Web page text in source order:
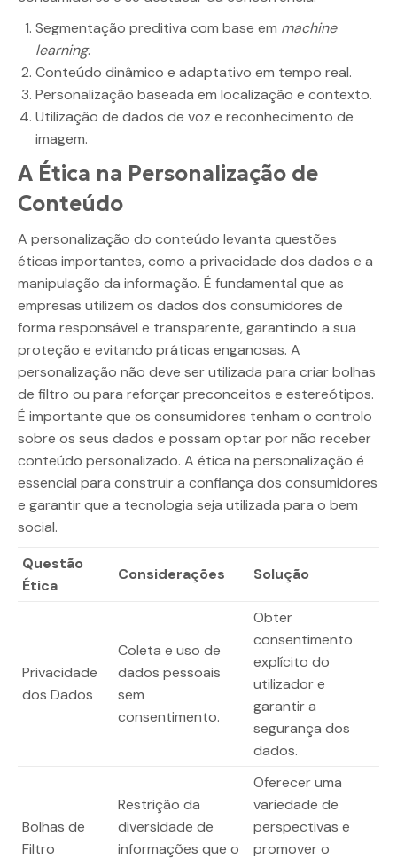
Segmentação preditiva com base em machine
learning.
Conteúdo dinâmico e adaptativo em tempo real.
Personalização baseada em localização e contexto.
Utilização de dados de voz e reconhecimento de
imagem.
A Ética na Personalização de
Conteúdo
A personalização do conteúdo levanta questões
éticas importantes, como a privacidade dos dados e a
manipulação da informação. É fundamental que as
empresas utilizem os dados dos consumidores de
forma responsável e transparente, garantindo a sua
proteção e evitando práticas enganosas. A
personalização não deve ser utilizada para criar bolhas
de filtro ou para reforçar preconceitos e estereótipos.
É importante que os consumidores tenham o controlo
sobre os seus dados e possam optar por não receber
conteúdo personalizado. A ética na personalização é
essencial para construir a confiança dos consumidores
e garantir que a tecnologia seja utilizada para o bem
social.
Questão
Ética
Considerações Solução
Privacidade
dos Dados
Coleta e uso de
dados pessoais
sem
consentimento.
Obter
consentimento
explícito do
utilizador e
garantir a
segurança dos
dados.
Bolhas de
Filtro
Restrição da
diversidade de
informações que o
Oferecer uma
variedade de
perspectivas e
promover o